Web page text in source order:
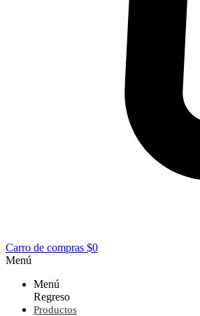
Carro de compras $0
Menú
Menú
Regreso
Productos